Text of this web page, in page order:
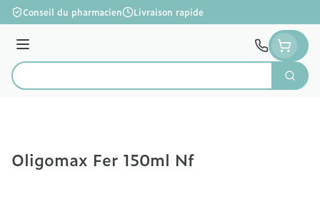
Aller au contenu
Conseil du pharmacien Livraison rapide
Menu
Rechercher
Oligomax Fer 150ml Nf